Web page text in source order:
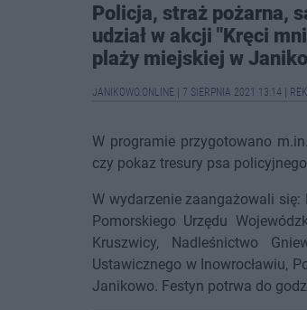
Policja, straż pożarna,
udział w akcji "Kręci
plaży miejskiej w
JANIKOWO.ONLINE 7 SIERPNIA 2021 13:14
W programie przygotowano
czy pokaz tresury psa
W wydarzenie zaangażowali
Pomorskiego Urzędu
Kruszwicy, Nadleśnictwo
Ustawicznego w Inowrocławiu,
Janikowo. Festyn potrwa do